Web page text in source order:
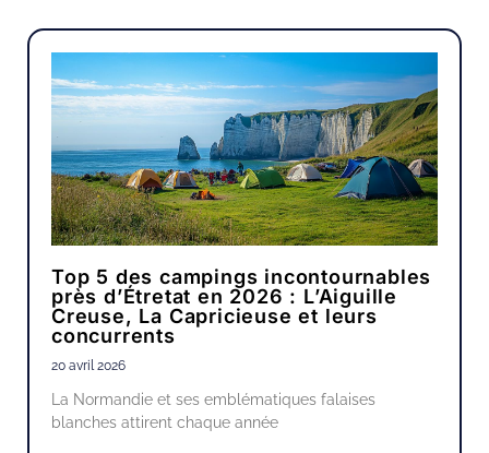
Top 5 des campings incontournables
près d’Étretat en 2026 : L’Aiguille
Creuse, La Capricieuse et leurs
concurrents
20 avril 2026
La Normandie et ses emblématiques falaises
blanches attirent chaque année